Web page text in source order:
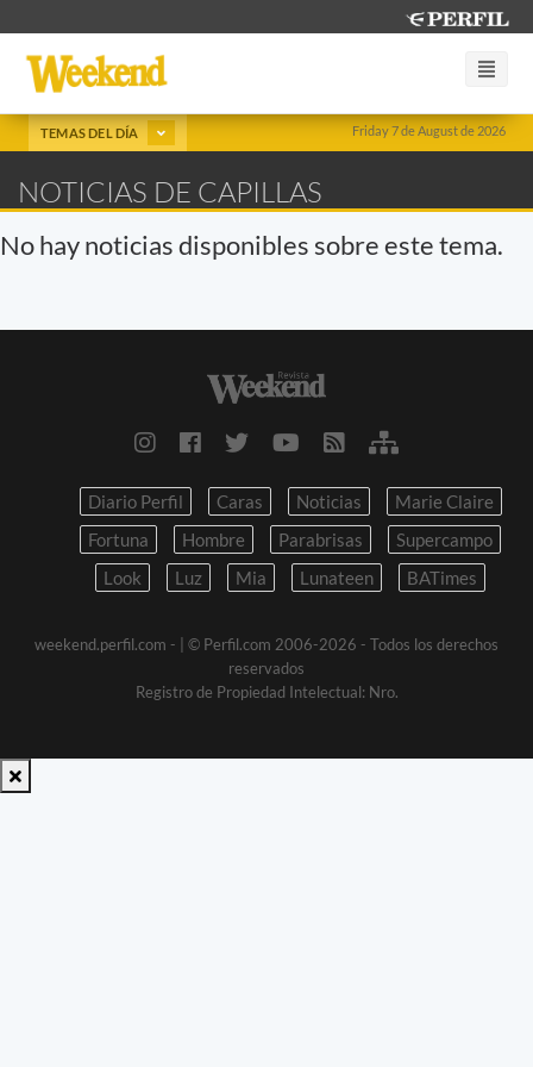
Friday 7 de August de 2026
TEMAS DEL DÍA
NOTICIAS DE CAPILLAS
No hay noticias disponibles sobre este tema.
Diario Perfil Caras Noticias
Marie Claire
Fortuna
Hombre Parabrisas
Supercampo
Look
Luz Mia Lunateen BATimes
weekend.perfil.com -
| © Perfil.com 2006-2026 - Todos los derechos
reservados
Registro de Propiedad Intelectual: Nro.